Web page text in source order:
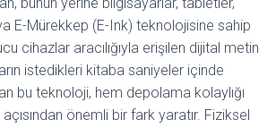
E-Mürekkep (E-Ink) teknolojisine sahip
cihazlar aracılığıyla erişilen dijital metin
istedikleri kitaba saniyeler içinde
bu teknoloji, hem depolama kolaylığı
açısından önemli bir fark yaratır. Fiziksel